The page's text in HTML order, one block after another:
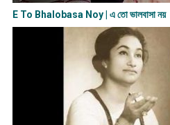
E To Bhalobasa Noy | এ তো ভালবাসা ন​য়